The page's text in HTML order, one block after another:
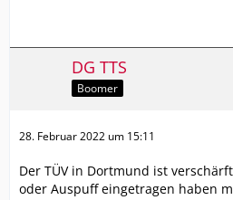
DG TTS
Boomer
28. Februar 2022 um 15:11
Der TÜV in Dortmund ist
oder Auspuff eingetragen haben